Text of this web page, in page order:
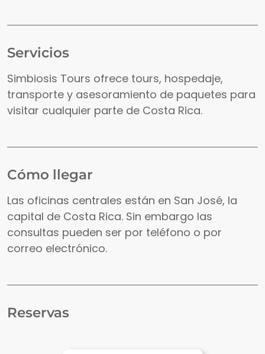
Servicios
Simbiosis Tours ofrece tours, hospedaje,
transporte y asesoramiento de paquetes para
visitar cualquier parte de Costa Rica.
Cómo llegar
Las oficinas centrales están en San José, la
capital de Costa Rica. Sin embargo las
consultas pueden ser por teléfono o por
correo electrónico.
Reservas